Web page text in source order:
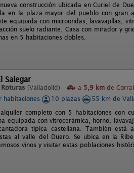
construcción ubicada en Curiel de
en la plaza mayor del pueblo con gran
equipada con microondas, lavavajillas,
suelo radiante. Casa con mirador y
en 5 habitaciones dobles.
Salegar
Roturas (Valladolid) a 5,9 km de
habitaciones
10 plazas
55 km de
completo con 5 habitaciones con
equipada con vitrocerámica, horno,
típica castellana. También
al valle del Duero. Se ubica en la
vinos y visitar estas poblaciones